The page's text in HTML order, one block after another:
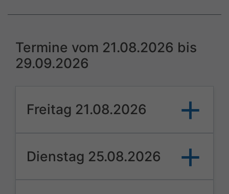
Termine vom 21.08.2026 bis
29.09.2026
Freitag 21.08.2026
Dienstag 25.08.2026